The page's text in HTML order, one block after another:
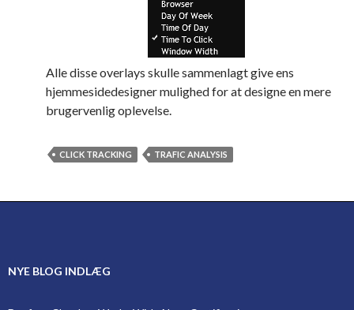
Alle disse overlays skulle sammenlagt give ens
hjemmesidedesigner mulighed for at designe en mere
brugervenlig oplevelse.
CLICK TRACKING TRAFIC ANALYSIS
NYE BLOG INDLÆG